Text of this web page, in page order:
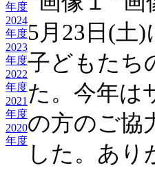
年度
2024
年度
2023
年度
2022
年度
2021
年度
2020
年度
5月23日(土
子どもたち
た。今年は
の方のご協
した。あり